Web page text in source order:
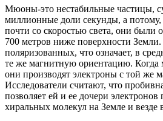
Мюоны-это нестабильные частицы,
миллионные доли секунды, а
почти со скоростью света, они были
700 метров ниже поверхности
поляризованных, что означает, в
те же магнитную ориентацию. Когда
они производят электроны с той же
Исследователи считают, что
позволяет ей и ее дочери
хиральных молекул на Земле и везде